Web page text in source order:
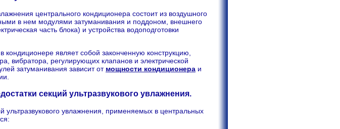
центрального кондиционера состоит из воздушного
в нем модулями затуманивания и поддоном, внешнего
часть блока) и устройства водоподготовки
кондиционере являет собой законченную конструкцию,
вибратора, регулирующих клапанов и электрической
затуманивания зависит от мощности кондиционера и
секций ультразвукового увлажнения.
ультразвукового увлажнения, применяемых в центральных